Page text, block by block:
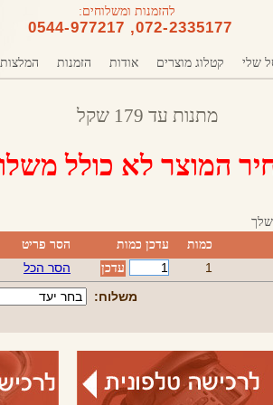
להזמנות ומשלוחים:
072-2335177, 0544-977217
שלי קטלוג מוצרים אודות הזמנות המלצות
מתנות עד 179 שקל
המוצר לא כולל
שלך
כמות עדכן כמות הסר פריט
1 הסר הכל
משלוח: